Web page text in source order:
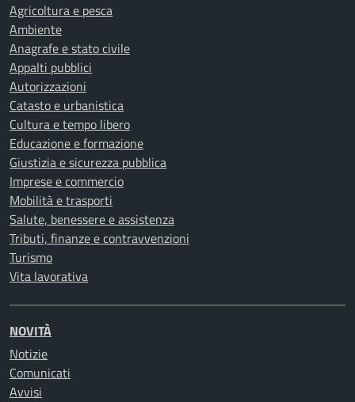
Agricoltura e pesca
Ambiente
Anagrafe e stato civile
Appalti pubblici
Autorizzazioni
Catasto e urbanistica
Cultura e tempo libero
Educazione e formazione
Giustizia e sicurezza pubblica
Imprese e commercio
Mobilità e trasporti
Salute, benessere e assistenza
Tributi, finanze e contravvenzioni
Turismo
Vita lavorativa
NOVITÀ
Notizie
Comunicati
Avvisi